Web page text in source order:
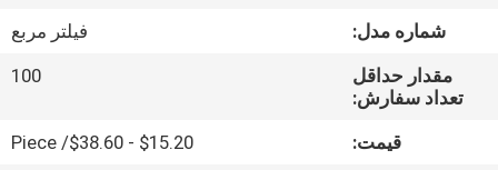
کارخانه
شماره مدل:
فیلتر مربع
مقدار حداقل
تعداد سفارش:
100
قیمت:
$15.20 - $38.60/ Piece